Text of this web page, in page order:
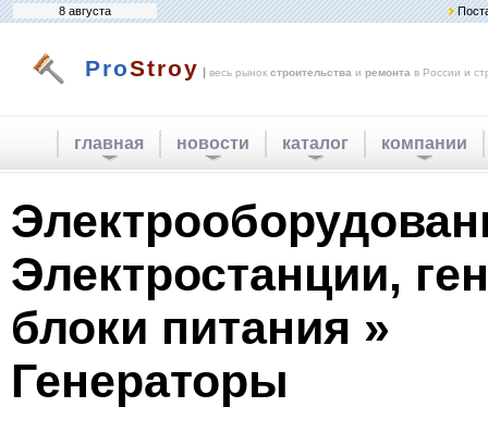
8 августа
ProStroy | весь рынок строительства и ремонта в России и
главная новости каталог компании
Электростанции,
блоки питания »
Генераторы